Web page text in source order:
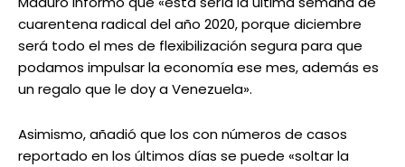
cuarentena radical del año 2020, porque diciembre
será todo el mes de flexibilización segura para que
podamos impulsar la economía ese mes, además es
un regalo que le doy a Venezuela».
Asimismo, añadió que los con números de casos
reportado en los últimos días se puede «soltar la